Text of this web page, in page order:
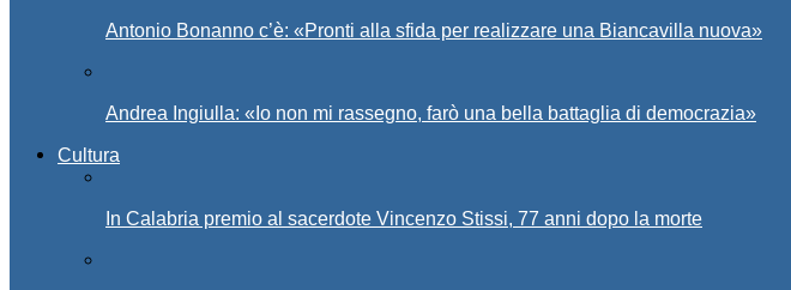
Antonio Bonanno c’è: «Pronti alla sfida per realizzare una Biancavilla nuova»
Andrea Ingiulla: «Io non mi rassegno, farò una bella battaglia di democrazia»
Cultura
In Calabria premio al sacerdote Vincenzo Stissi, 77 anni dopo la morte